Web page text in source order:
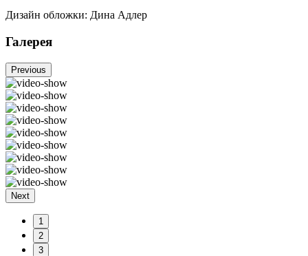
Дизайн обложки: Дина Адлер
Галерея
Previous
Next
1
2
3